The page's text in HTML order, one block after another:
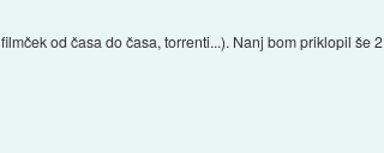
od časa do časa, torrenti...). Nanj bom priklopil še 2